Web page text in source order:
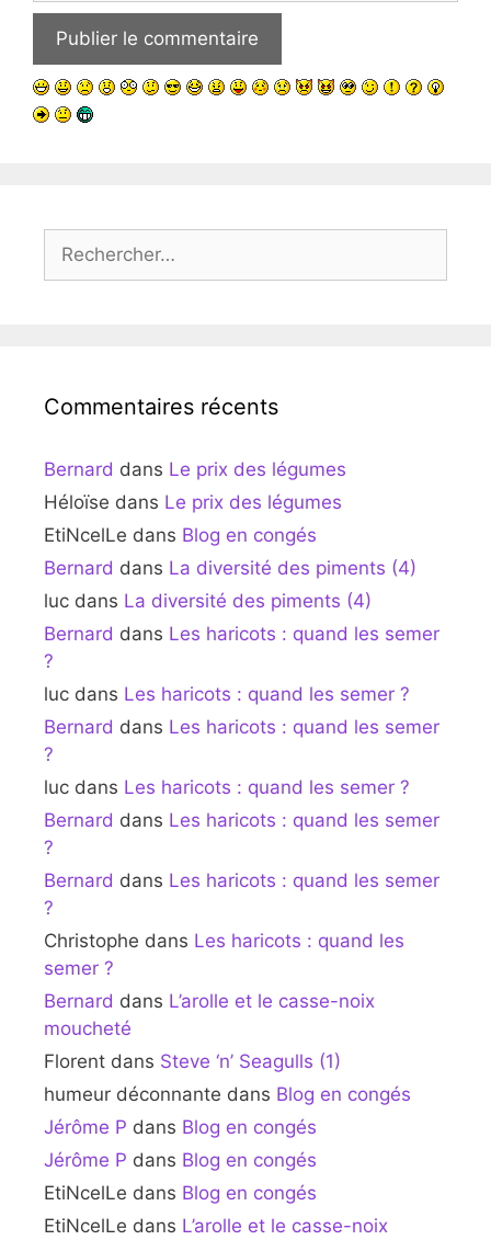
Rechercher :
Commentaires récents
Bernard dans Le prix des légumes
Héloïse dans Le prix des légumes
EtiNcelLe dans Blog en congés
Bernard dans La diversité des piments (4)
luc dans La diversité des piments (4)
Bernard dans Les haricots : quand les semer
?
luc dans Les haricots : quand les semer ?
Bernard dans Les haricots : quand les semer
?
luc dans Les haricots : quand les semer ?
Bernard dans Les haricots : quand les semer
?
Bernard dans Les haricots : quand les semer
?
Christophe dans Les haricots : quand les
semer ?
Bernard dans L’arolle et le casse-noix
moucheté
Florent dans Steve ‘n’ Seagulls (1)
humeur déconnante dans Blog en congés
Jérôme P dans Blog en congés
Jérôme P dans Blog en congés
EtiNcelLe dans Blog en congés
EtiNcelLe dans L’arolle et le casse-noix